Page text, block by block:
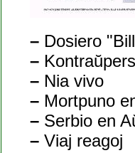
– Dosiero
–
– Nia vivo
– Mortpuno
– Serbio en
– Viaj reagoj